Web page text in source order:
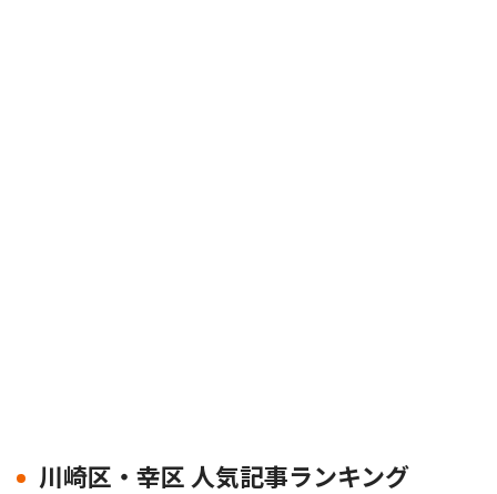
川崎区・幸区 人気記事ランキング